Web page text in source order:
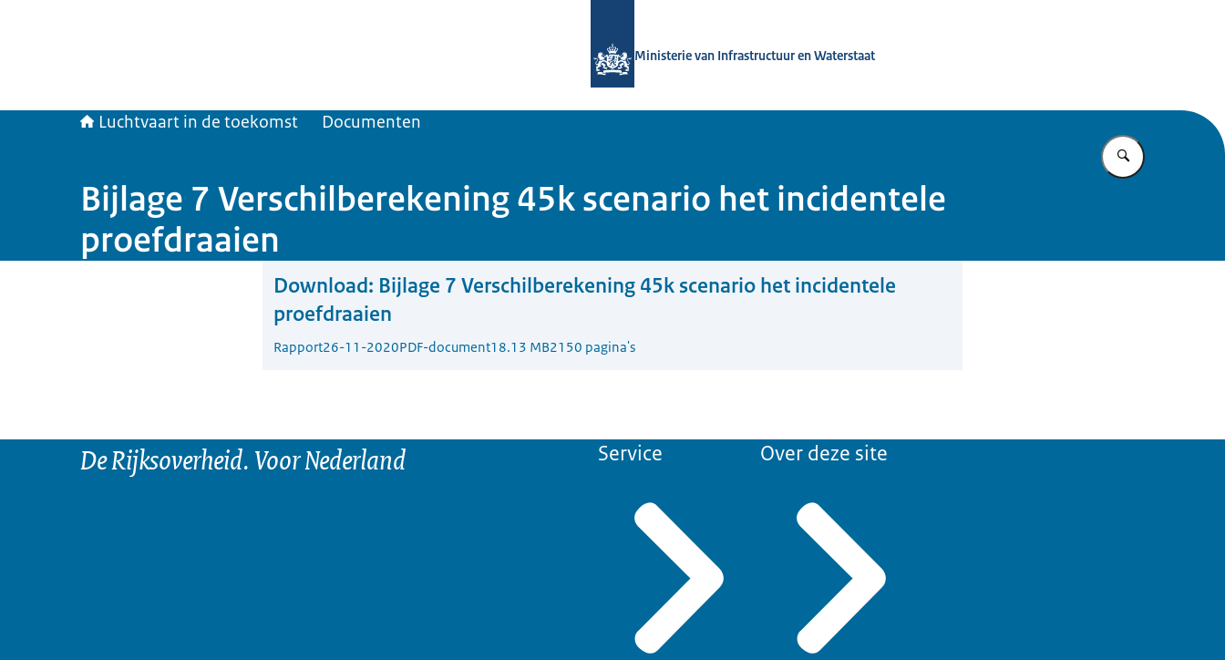
Ministerie van Infrastructuur en Waterstaat
Luchtvaart in de toekomst Documenten
Vul in wat u
Bijlage 7 Verschilberekening 45k scenario het incidentele
proefdraaien
Download: Bijlage 7 Verschilberekening 45k scenario het incidentele
proefdraaien
Rapport26-11-2020PDF-document18.13 MB2150 pagina's
De Rijksoverheid. Voor Nederland Service Over deze site